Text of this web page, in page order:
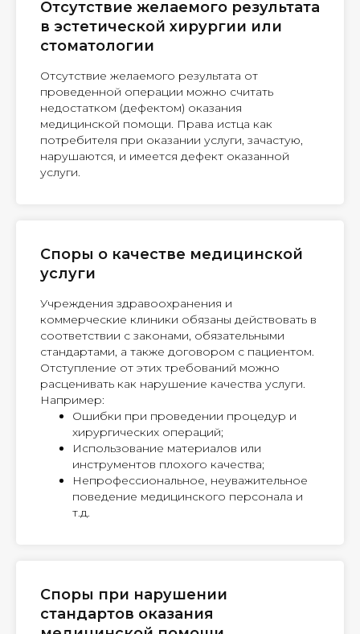
Отсутствие желаемого результата
в эстетической хирургии или
стоматологии
Отсутствие желаемого результата от
проведенной операции можно считать
недостатком (дефектом) оказания
медицинской помощи. Права истца как
потребителя при оказании услуги, зачастую,
нарушаются, и имеется дефект оказанной
услуги.
Споры о качестве медицинской
услуги
Учреждения здравоохранения и
коммерческие клиники обязаны действовать в
соответствии с законами, обязательными
стандартами, а также договором с пациентом.
Отступление от этих требований можно
расценивать как нарушение качества услуги.
Например:
Ошибки при проведении процедур и
хирургических операций;
Использование материалов или
инструментов плохого качества;
Непрофессиональное, неуважительное
поведение медицинского персонала и
т.д.
Споры при нарушении
стандартов оказания